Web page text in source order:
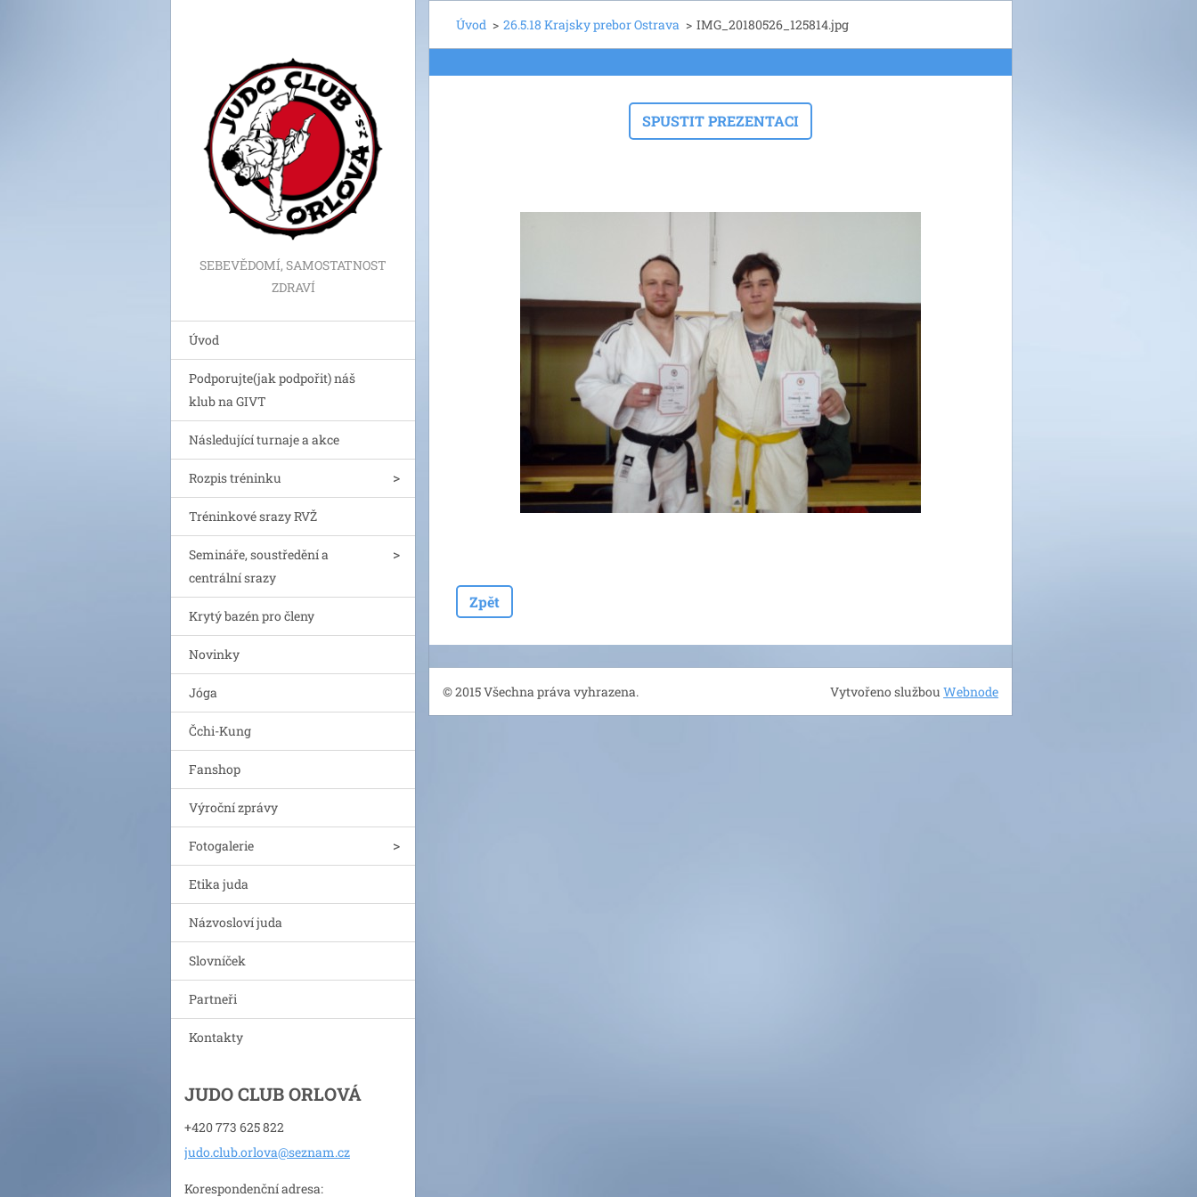
SEBEVĚDOMÍ, SAMOSTATNOST
ZDRAVÍ
Úvod
Podporujte(jak podpořit) náš
klub na GIVT
Následující turnaje a akce
Rozpis tréninku
Tréninkové srazy RVŽ
Semináře, soustředění a
centrální srazy
Krytý bazén pro členy
Novinky
Jóga
Čchi-Kung
Fanshop
Výroční zprávy
Fotogalerie
Etika juda
Názvosloví juda
Slovníček
Partneři
Kontakty
JUDO CLUB ORLOVÁ
+420 773 625 822
judo.club.orlova@seznam.cz
Korespondenční adresa:
Úvod > 26.5.18 Krajsky prebor Ostrava > IMG_20180526_125814.jpg
SPUSTIT PREZENTACI
Zpět
© 2015 Všechna práva vyhrazena. Vytvořeno službouWebnode